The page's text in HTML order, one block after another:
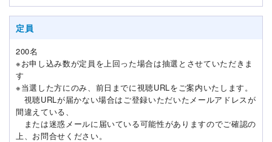
定員
200名
※お申し込み数が定員を上回った場合は抽選とさせていただきま
す
※当選した方にのみ、前日までに視聴URLをご案内いたします。
視聴URLが届かない場合はご登録いただいたメールアドレスが
間違えている、
または迷惑メールに届いている可能性がありますのでご確認の
上、お問合せください。